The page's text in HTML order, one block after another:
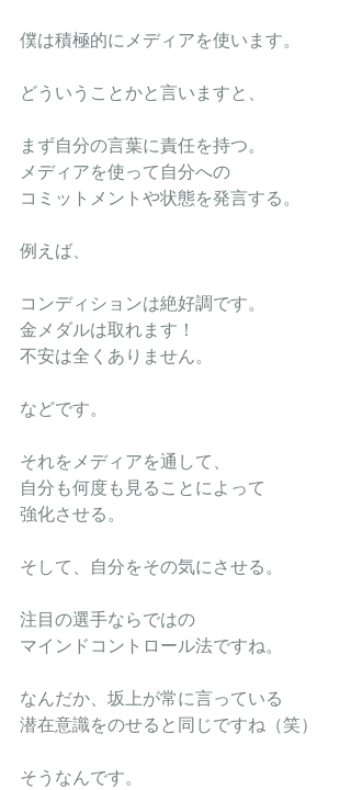
僕は積極的にメディアを使います。
どういうことかと言いますと、
まず自分の言葉に責任を持つ。
メディアを使って自分への
コミットメントや状態を発言する。
例えば、
コンディションは絶好調です。
金メダルは取れます！
不安は全くありません。
などです。
それをメディアを通して、
自分も何度も見ることによって
強化させる。
そして、自分をその気にさせる。
注目の選手ならではの
マインドコントロール法ですね。
なんだか、坂上が常に言っている
潜在意識をのせると同じですね（笑）
そうなんです。